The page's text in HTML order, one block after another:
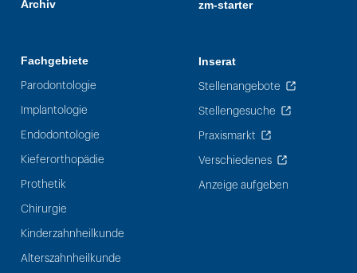
Archiv
Fachgebiete
Parodontologie
Implantologie
Endodontologie
Kieferorthopädie
Prothetik
Chirurgie
Kinderzahnheilkunde
Alterszahnheilkunde
zm-starter
Inserat
Stellenangebote
Stellengesuche
Praxismarkt
Verschiedenes
Anzeige aufgeben